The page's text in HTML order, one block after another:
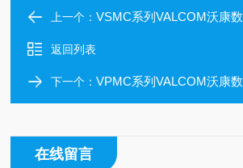
上一个：VSMC系列VALCOM沃康
返回列表
下一个：VPMC系列VALCOM沃康数字
在线留言